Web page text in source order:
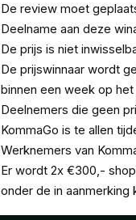
De review moet
Deelname aan deze
De prijs is niet
De prijswinnaar wordt
binnen een week op
Deelnemers die geen
KommaGo is te allen
Werknemers van
Er wordt 2x €300,-
onder de in aanmerking